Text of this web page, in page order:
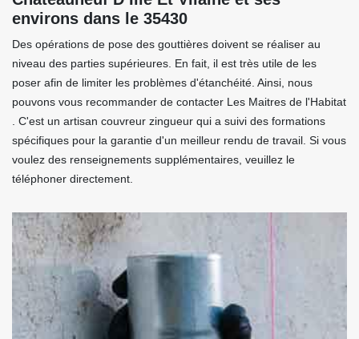
environs dans le 35430
Des opérations de pose des gouttières doivent se réaliser au
niveau des parties supérieures. En fait, il est très utile de les
poser afin de limiter les problèmes d'étanchéité. Ainsi, nous
pouvons vous recommander de contacter Les Maitres de l'Habitat
. C'est un artisan couvreur zingueur qui a suivi des formations
spécifiques pour la garantie d'un meilleur rendu de travail. Si vous
voulez des renseignements supplémentaires, veuillez le
téléphoner directement.